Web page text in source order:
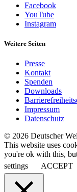
Facebook
YouTube
Instagram
Weitere Seiten
Presse
Kontakt
Spenden
Downloads
Impressum
Datenschutz
© 2026 Deutscher
This website uses
you're ok with this,
settings
ACCEPT